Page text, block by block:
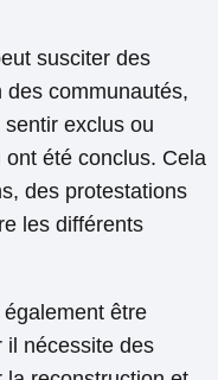
susciter des
communautés,
exclus ou
été conclus. Cela
des protestations
les différents
être
il nécessite des